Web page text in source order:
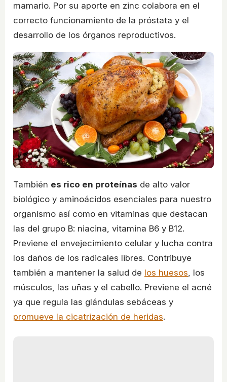
mamario. Por su aporte en zinc colabora en el
correcto funcionamiento de la próstata y el
desarrollo de los órganos reproductivos.
También es rico en proteínas de alto valor
biológico y aminoácidos esenciales para nuestro
organismo así como en vitaminas que destacan
las del grupo B: niacina, vitamina B6 y B12.
Previene el envejecimiento celular y lucha contra
los daños de los radicales libres. Contribuye
también a mantener la salud de los huesos, los
músculos, las uñas y el cabello. Previene el acné
ya que regula las glándulas sebáceas y
promueve la cicatrización de heridas.